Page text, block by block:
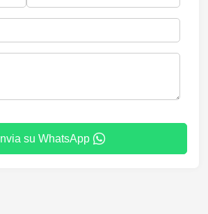
Invia su WhatsApp